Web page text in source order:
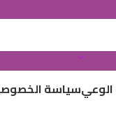
سياسة